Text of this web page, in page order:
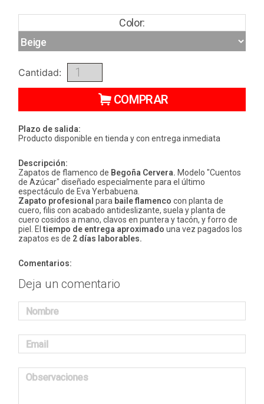
Color:
Cantidad:
COMPRAR
Plazo de salida:
Producto disponible en tienda y con entrega inmediata
Descripción:
Zapatos de flamenco de Begoña Cervera. Modelo "Cuentos
de Azúcar" diseñado especialmente para el último
espectáculo de Eva Yerbabuena.
Zapato profesional para baile flamenco con planta de
cuero, filis con acabado antideslizante, suela y planta de
cuero cosidos a mano, clavos en puntera y tacón, y forro de
piel. El tiempo de entrega aproximado una vez pagados los
zapatos es de 2 días laborables.
Comentarios:
Deja un comentario
Nombre
Email
Observaciones